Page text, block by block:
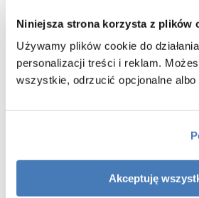
Niniejsza strona korzysta z plików
Używamy plików cookie do
personalizacji treści i reklam.
wszystkie, odrzucić opcjonalne albo
Akceptuję
Dodaj do ulubionych
Specyfikacja produktu
Sposób otwierania drzwi
Na brodziku
Na posadzce
Czarny